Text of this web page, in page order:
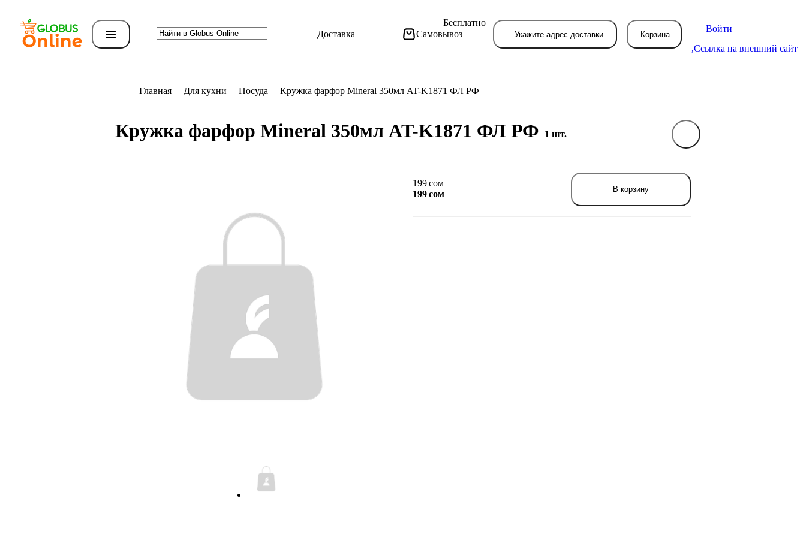
Доставка Самовывоз
Бесплатно
Укажите адрес доставки Корзина
Войти
,Ссылка на внешний сайт
Главная Для кухни Посуда Кружка фарфор Mineral 350мл AT-K1871 ФЛ РФ
Кружка фарфор Mineral 350мл AT-K1871 ФЛ РФ 1 шт.
199 сом
199 сом
В корзину
В вашей корзине
Тут появятся товары, которые вы закажете.